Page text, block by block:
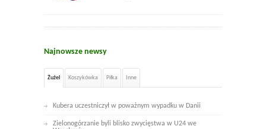
Najnowsze newsy
Żużel Koszykówka Piłka Inne
Kubera uczestniczył w poważnym wypadku w Danii
Zielonogórzanie byli blisko zwycięstwa w U24 we